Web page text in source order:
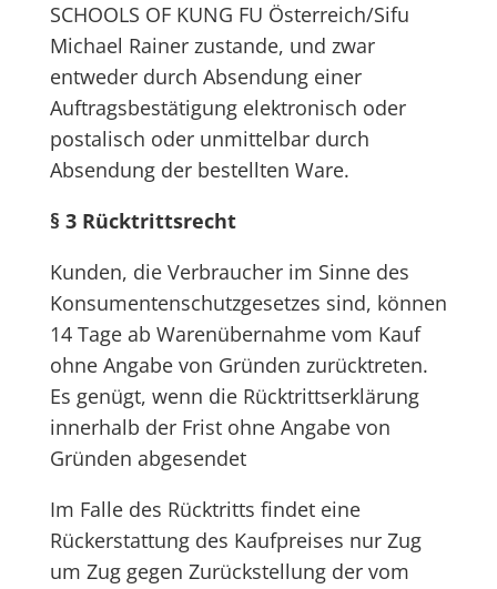
SCHOOLS OF KUNG FU Österreich/Sifu
Michael Rainer zustande, und zwar
entweder durch Absendung einer
Auftragsbestätigung elektronisch oder
postalisch oder unmittelbar durch
Absendung der bestellten Ware.
§ 3 Rücktrittsrecht
Kunden, die Verbraucher im Sinne des
Konsumentenschutzgesetzes sind, können
14 Tage ab Warenübernahme vom Kauf
ohne Angabe von Gründen zurücktreten.
Es genügt, wenn die Rücktrittserklärung
innerhalb der Frist ohne Angabe von
Gründen abgesendet
Im Falle des Rücktritts findet eine
Rückerstattung des Kaufpreises nur Zug
um Zug gegen Zurückstellung der vom